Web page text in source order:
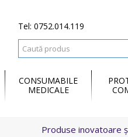
Tel: 0752.014.119
CONSUMABILE
MEDICALE
Produse inovatoare